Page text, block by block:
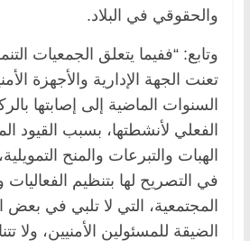
والحقوقي في البلاد.
وتابع: “ففيما يتعلق الجمعيات
تعنت الجهة الإدارية والأجهزة
السنوات الماضية إلى إصابتها
الفعلي لأنشطتها، بسبب القيود
الهبات والتبرعات والمنح
في التصريح لها بتنظيم الفعاليات
المجتمعية، التي لا تلبي في بعض
الضيقة للمسئولين الأمنيين، ولا